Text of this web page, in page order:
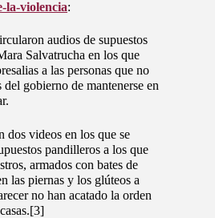
la-violencia:
audios de supuestos
Salvatrucha en los que
a las personas que no
del gobierno de mantenerse en
dos videos en los que se
pandilleros a los que
armados con bates de
las piernas y los glúteos a
no han acatado la orden